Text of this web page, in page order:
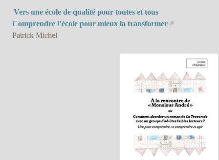
Vers une école de qualité pour toutes et tous
Comprendre l’école pour mieux la transformer
Patrick Michel